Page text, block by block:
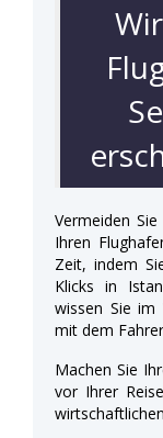
Vermeiden
Ihren
Zeit, indem
Klicks in
wissen Sie
mit dem
Machen Sie
vor Ihrer